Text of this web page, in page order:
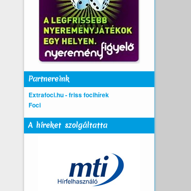
Partnereink
Extrafoci.hu - friss focihírek
Foci
A híreket szolgáltatta